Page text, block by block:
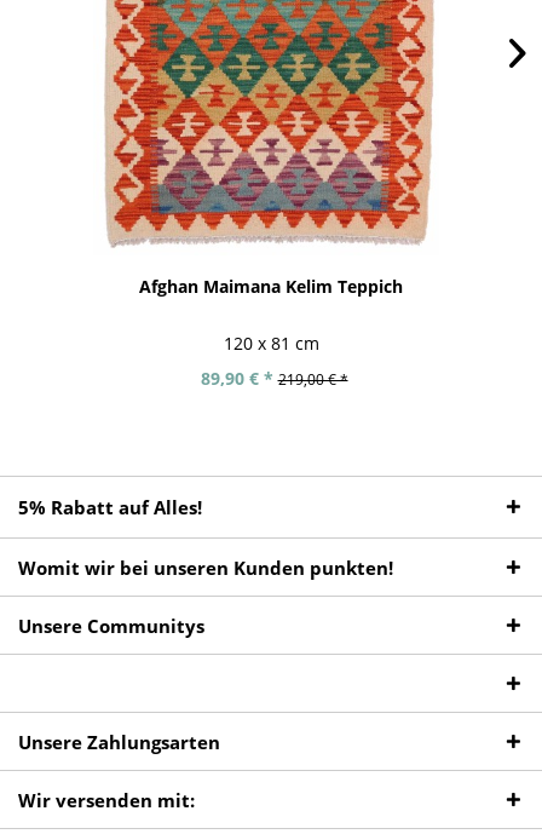
Afghan Maimana Kelim Teppich
120 x 81 cm
89,90 € * 219,00 € *
5% Rabatt auf Alles!
Womit wir bei unseren Kunden punkten!
Unsere Communitys
Unsere Zahlungsarten
Wir versenden mit: